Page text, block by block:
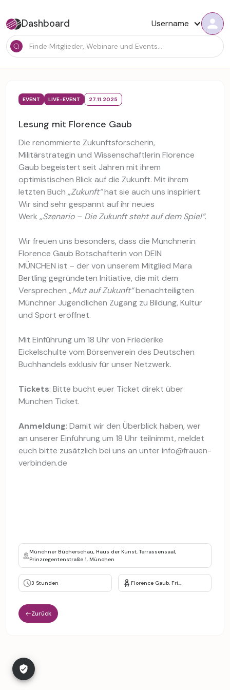
Dashboard Username
EVENT LIVE-EVENT 27.11.2025
Lesung mit Florence Gaub
Die renommierte Zukunftsforscherin,
Militärstrategin und Wissenschaftlerin Florence
Gaub begeistert seit Jahren mit ihrem
optimistischen Blick auf die Zukunft. Mit ihrem
letzten Buch „Zukunft“hat sie auch uns inspiriert.
Wir sind sehr gespannt auf ihr neues
Werk „Szenario – Die Zukunft steht auf dem Spiel“.
Wir freuen uns besonders, dass die Münchnerin
Florence Gaub Botschafterin von DEIN
MÜNCHEN ist – der von unserem Mitglied Mara
Bertling gegründeten Initiative, die mit dem
Versprechen „Mut auf Zukunft“benachteiligten
Münchner Jugendlichen Zugang zu Bildung, Kultur
und Sport eröffnet.
Mit Einführung um 18 Uhr von Friederike
Eickelschulte vom Börsenverein des Deutschen
Buchhandels exklusiv für unser Netzwerk.
Tickets: Bitte bucht euer Ticket direkt über
München Ticket.
Anmeldung: Damit wir den Überblick haben, wer
an unserer Einführung um 18 Uhr teilnimmt, meldet
euch bitte zusätzlich bei uns an unter info@frauen-
verbinden.de
Münchner Bücherschau, Haus der Kunst, Terrassensaal,
Prinzregentenstraße 1, München
3 Stunden
Zurück